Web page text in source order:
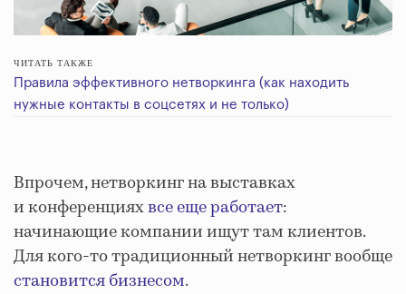
ЧИТАТЬ ТАКЖЕ
Правила эффективного нетворкинга (как находить
нужные контакты в соцсетях и не только)
Впрочем, нетворкинг на выставках
и конференцияхвсе еще работает:
начинающие компании ищут там клиентов.
Для кого-то традиционный нетворкинг вообще
становится бизнесом.